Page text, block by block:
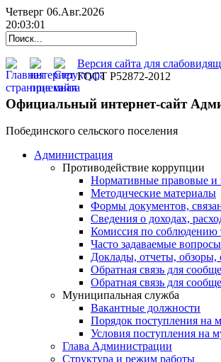
Четверг 06.Авг.2026
20:03:01
Версия сайта для
ГОСТ Р52872-2012
Официальный интернет-сайт
Побединского сельского поселения
Администрация
Противодействие коррупции
Нормативные правовые и
Методические материалы
Формы документов,
Сведения о доходах,
Комиссия по соблюдению
Часто задаваемые вопросы
Доклады, отчеты, обзоры,
Обратная связь для
Обратная связь для
Муниципальная служба
Вакантные должности
Порядок поступления на
Условия поступления на
Глава Администрации
Структура и режим работы